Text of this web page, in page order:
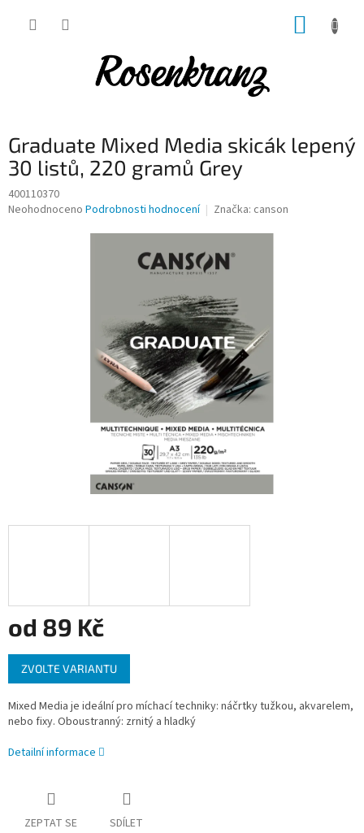
Graduate Mixed Media skicák lepený
30 listů, 220 gramů Grey
400110370
Průměrné
Neohodnoceno Podrobnosti hodnocení Značka: canson
od 89 Kč
Měrná
cena:
ZVOLTE VARIANTU
Mixed Media je ideální pro míchací techniky: náčrtky tužkou, akvarelem,
nebo fixy. Oboustranný: zrnitý a hladký
Detailní informace
ZEPTAT SE SDÍLET